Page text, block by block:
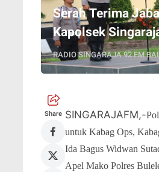
Serah Terima
Kapolsek
RADIO SINGARAJA 92 FM
Share SINGARAJAFM,-
untuk Kabag Ops,
Ida Bagus Widwan
Apel Mako Polres